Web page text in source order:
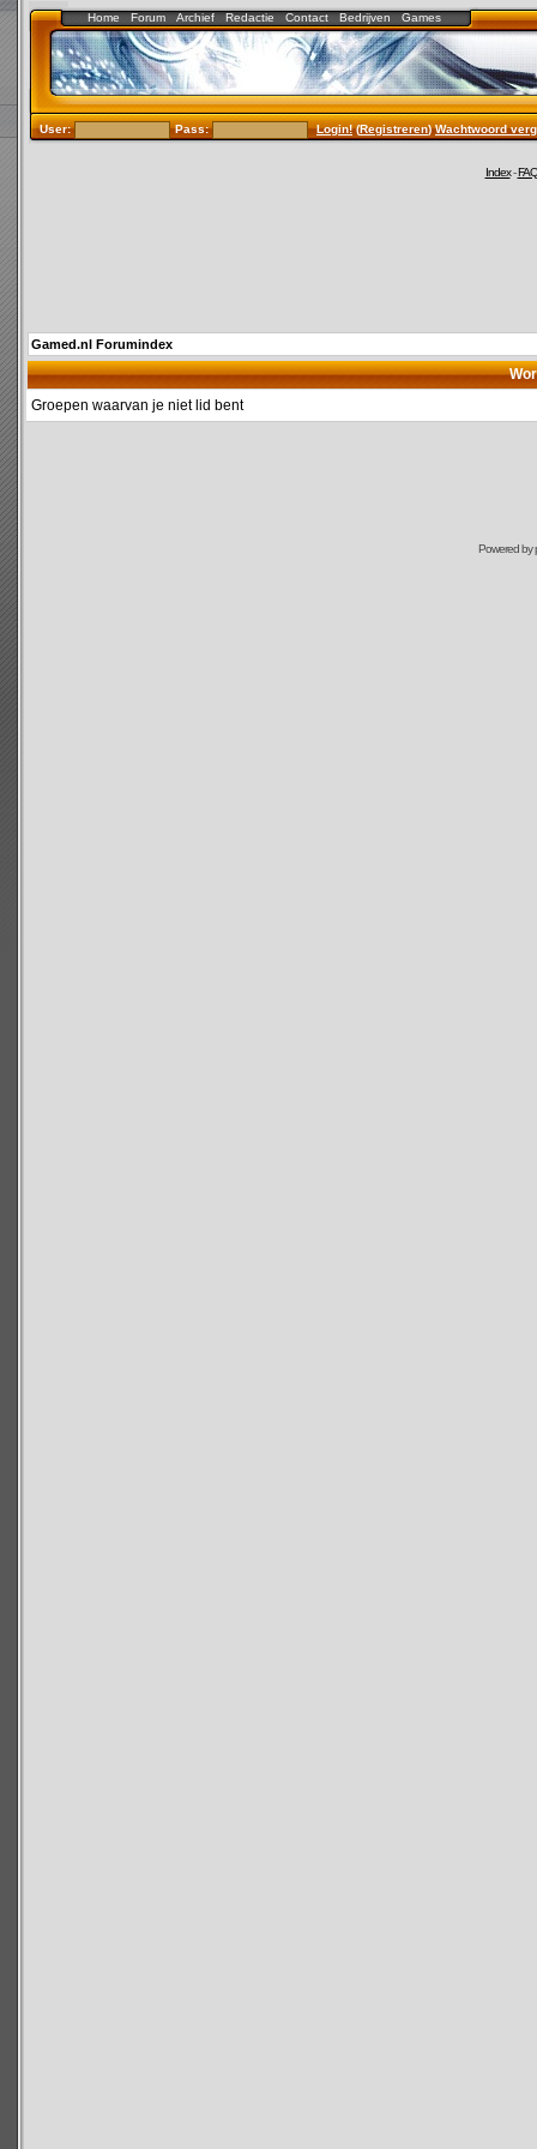
Home Forum Archief Redactie Contact Bedrijven Games
User: Pass: Login!(Registreren)Wachtwoord
Index-FAQ
Gamed.nl Forumindex
Groepen waarvan je niet lid bent
Powered by